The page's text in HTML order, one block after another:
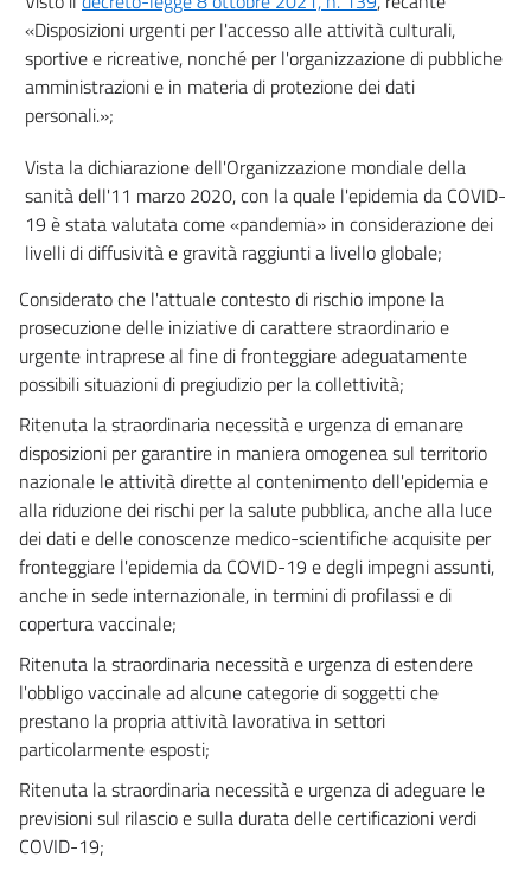
«Disposizioni urgenti per l'accesso alle attività culturali,
sportive e ricreative, nonché per l'organizzazione di pubbliche
amministrazioni e in materia di protezione dei dati
personali.»;
Vista la dichiarazione dell'Organizzazione mondiale della
sanità dell'11 marzo 2020, con la quale l'epidemia da COVID-
19 è stata valutata come «pandemia» in considerazione dei
livelli di diffusività e gravità raggiunti a livello globale;
Considerato che l'attuale contesto di rischio impone la
prosecuzione delle iniziative di carattere straordinario e
urgente intraprese al fine di fronteggiare adeguatamente
possibili situazioni di pregiudizio per la collettività;
Ritenuta la straordinaria necessità e urgenza di emanare
disposizioni per garantire in maniera omogenea sul territorio
nazionale le attività dirette al contenimento dell'epidemia e
alla riduzione dei rischi per la salute pubblica, anche alla luce
dei dati e delle conoscenze medico-scientifiche acquisite per
fronteggiare l'epidemia da COVID-19 e degli impegni assunti,
anche in sede internazionale, in termini di profilassi e di
copertura vaccinale;
Ritenuta la straordinaria necessità e urgenza di estendere
l'obbligo vaccinale ad alcune categorie di soggetti che
prestano la propria attività lavorativa in settori
particolarmente esposti;
Ritenuta la straordinaria necessità e urgenza di adeguare le
previsioni sul rilascio e sulla durata delle certificazioni verdi
COVID-19;